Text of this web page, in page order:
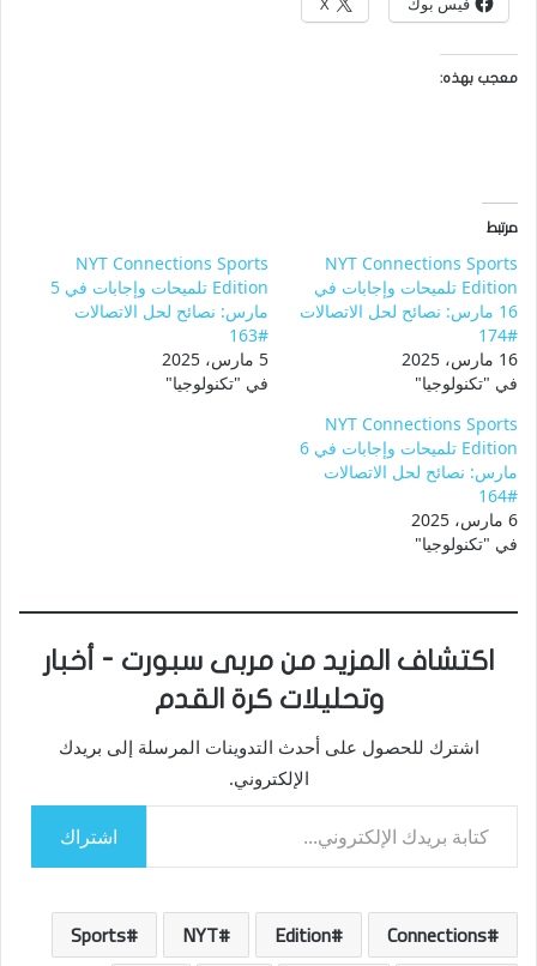
معجب بهذه:
مرتبط
NYT Connections Sports
Edition تلميحات وإجابات في
16 مارس: نصائح لحل الاتصالات
#174
16 مارس، 2025
في "تكنولوجيا"
NYT Connections Sports
Edition تلميحات وإجابات في 5
مارس: نصائح لحل الاتصالات
#163
5 مارس، 2025
في "تكنولوجيا"
NYT Connections Sports
Edition تلميحات وإجابات في 6
مارس: نصائح لحل الاتصالات
#164
6 مارس، 2025
في "تكنولوجيا"
اكتشاف المزيد من مربى سبورت - أخبار
وتحليلات كرة القدم
اشترك للحصول على أحدث التدوينات المرسلة إلى بريدك
الإلكتروني.
كتابة بريدك الإلكتروني...
اشتراك
Connections
Edition
NYT
Sports